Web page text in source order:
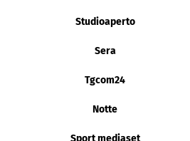
Studioaperto
Sera
Tgcom24
Notte